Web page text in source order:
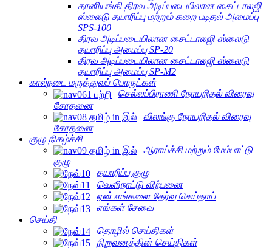
தானியங்கி திரவ அடிப்படையிலான சைட்டாலஜி
ஸ்லைடு தயாரிப்பு மற்றும் கறை படிதல் அமைப்பு
SPS-100
திரவ அடிப்படையிலான சைட்டாலஜி ஸ்லைடு
தயாரிப்பு அமைப்பு SP-20
திரவ அடிப்படையிலான சைட்டாலஜி ஸ்லைடு
தயாரிப்பு அமைப்பு SP-M2
கால்நடை மருத்துவப் பொருட்கள்
செல்லப்பிராணி நோயறிதல் விரைவு
சோதனை
விலங்கு நோயறிதல் விரைவு
சோதனை
குழு நிகழ்ச்சி
ஆராய்ச்சி மற்றும் மேம்பாட்டு
குழு
தயாரிப்பு குழு
வெளிநாட்டு விற்பனை
ஏன் எங்களை தேர்வு செய்தாய்
எங்கள் சேவை
செய்தி
தொழில் செய்திகள்
நிறுவனத்தின் செய்திகள்